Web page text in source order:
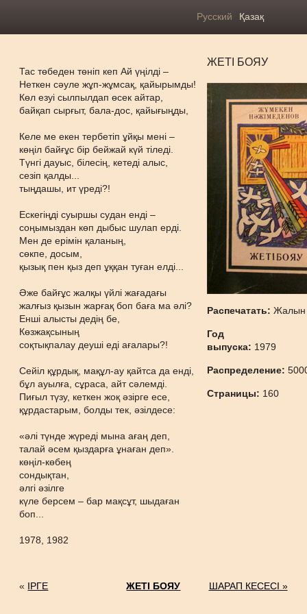
Русский Қазақ
Тас төбеден төніп кеп Ай үңілді –
Неткен сәуле жұп-жұмсақ, қайырымды!
Көл езуі сылпылдап өсек айтар,
байқап сырғыт, бала-дос, қайығыңды,
Келе ме екен тербетіп ұйқы мені –
көңіл байғұс бір бейжай күй тіледі.
Түнгі дауыс, білесің, кетеді алыс,
сезіп қалды...
тыңдашы, ит үреді?!
Ескегіңді суыршы судан енді –
соңымыздан көп дыбыс шулап ерді.
Мен де ерімін қаланың,
сөкпе, досым,
қызық пен қыз деп ұққан туған елді...
Әже байғұс жалқы үйлі жағадағы
жалғыз қызын жарғақ боп баға ма әлі?
Енші алысты дедің бе,
Көзжақсының
соқтықпалау деуші еді ағалары?!
Сейіл құрдық, мақұл-ау қайтса да енді,
бұл ауылға, сұраса, айт сәлемді.
Пиғыл түзу, кеткен жоқ әзірге есе,
құрдастарым, болды тек, әзілдесе:
«әлі түнде жүреді мына ағаң деп,
талай әсем қыздарға ұнаған деп».
көңіл-көбең
сондықтан,
әлгі әзілге
күле берсем – бар мақсұт, шыдаған
боп...
1978, 1982
ЖЕТІ БОЯУ
Распечатать:Жалын
Год
выпуска: 1979
Распределение:
Страницы: 160
« ІРГЕ ЖЕТІ БОЯУ ШАРАП КЕСЕСІ »